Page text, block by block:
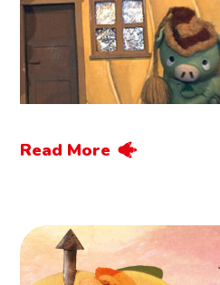
Read More